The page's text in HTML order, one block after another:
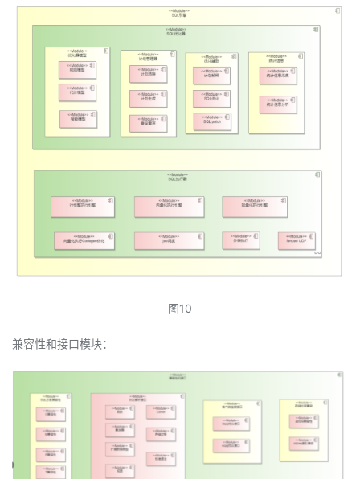
图10
兼容性和接口模块：